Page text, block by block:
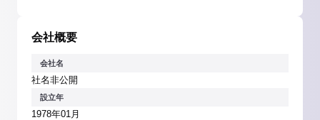
会社概要
会社名
社名非公開
設立年
1978年01月